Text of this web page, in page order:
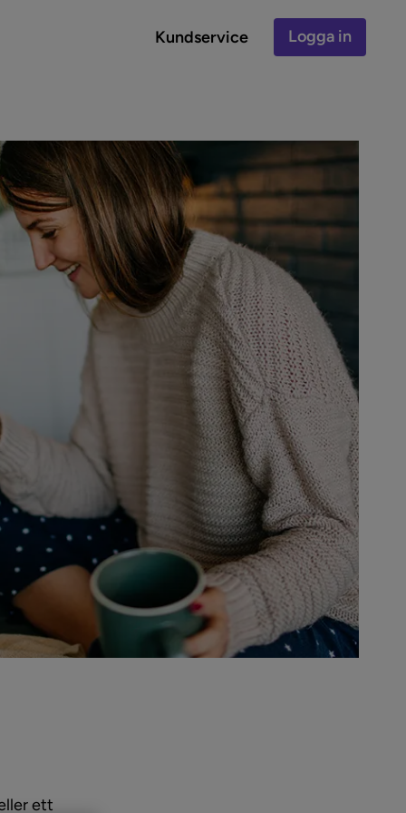
Kundservice Logga in
ett